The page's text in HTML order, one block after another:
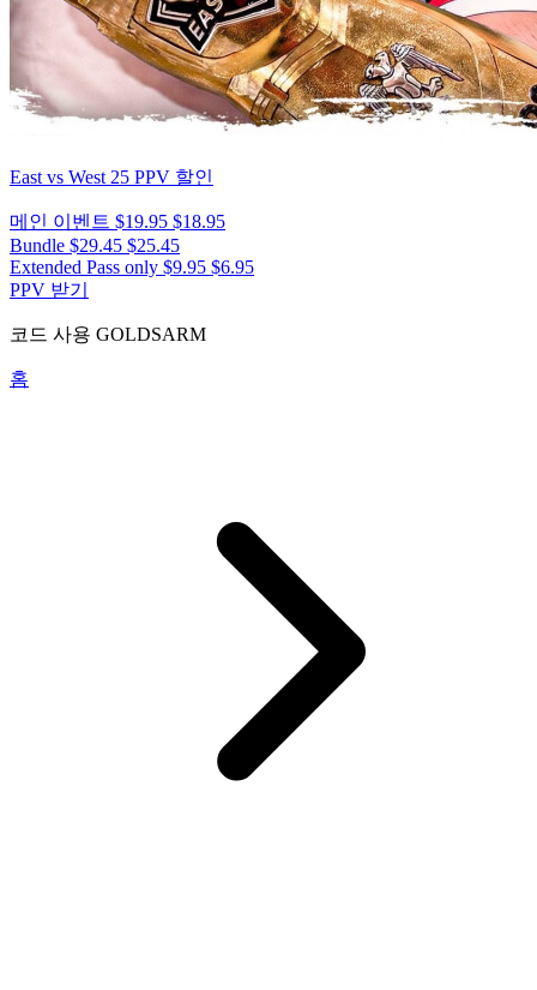
East vs West 25 PPV 할인
메인 이벤트 $19.95 $18.95
Bundle $29.45 $25.45
Extended Pass only $9.95 $6.95
PPV 받기
코드 사용 GOLDSARM
홈